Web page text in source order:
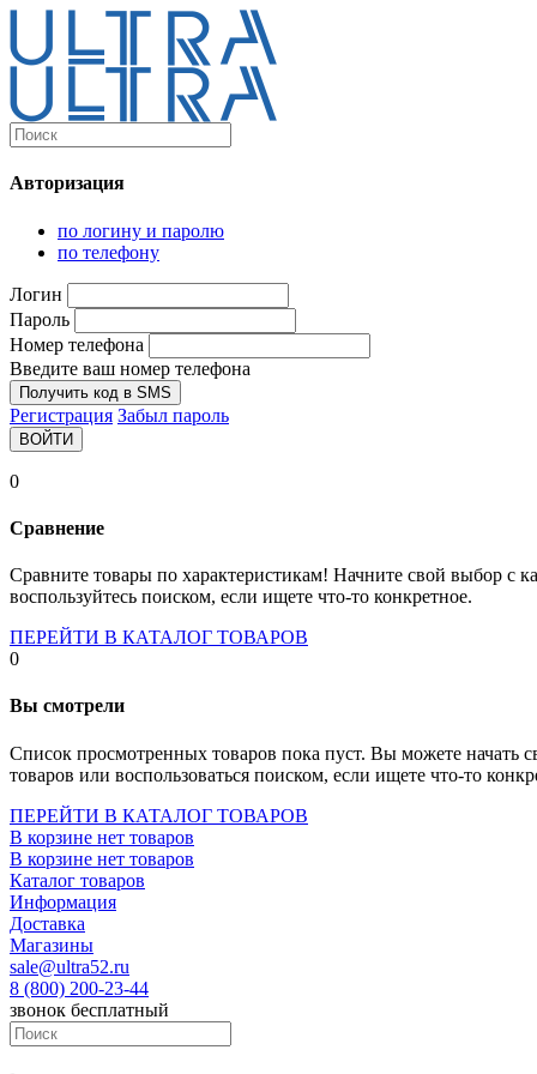
Каталог
Компьютеры и комплектующие
Персональные компьютеры
Моноблоки
Мониторы
Комплектующие
Socket-2066
Socket-775
Socket-fm2
Socket-am4
Socket- intel s1151
Socket- intel s2066
Socket- intel s1700
Авторизация
по логину и паролю
по телефону
Логин
Пароль
Номер телефона
Введите ваш номер телефона
Получить код в SMS
Регистрация Забыл пароль
ВОЙТИ
0
Сравнение
Сравните товары по характеристикам! Начните свой выбор с
воспользуйтесь поиском, если ищете что-то конкретное.
ПЕРЕЙТИ В КАТАЛОГ ТОВАРОВ
0
Вы смотрели
Список просмотренных товаров пока пуст. Вы можете начать
товаров или воспользоваться поиском, если ищете что-то
ПЕРЕЙТИ В КАТАЛОГ ТОВАРОВ
В корзине нет товаров
В корзине нет товаров
Каталог товаров
Информация
Доставка
Магазины
sale@ultra52.ru
8 (800) 200-23-44
звонок бесплатный